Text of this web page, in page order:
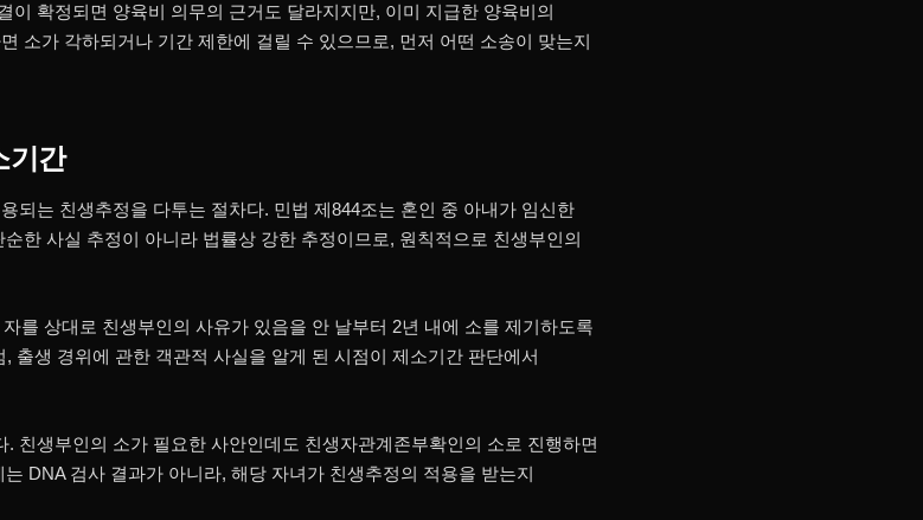
이 확정되면 양육비 의무의 근거도 달라지지만, 이미 지급한 양육비의
소가 각하되거나 기간 제한에 걸릴 수 있으므로, 먼저 어떤 소송이 맞는지
기간
되는 친생추정을 다투는 절차다. 민법 제844조는 혼인 중 아내가 임신한
한 사실 추정이 아니라 법률상 강한 추정이므로, 원칙적으로 친생부인의
를 상대로 친생부인의 사유가 있음을 안 날부터 2년 내에 소를 제기하도록
출생 경위에 관한 객관적 사실을 알게 된 시점이 제소기간 판단에서
친생부인의 소가 필요한 사안인데도 친생자관계존부확인의 소로 진행하면
DNA 검사 결과가 아니라, 해당 자녀가 친생추정의 적용을 받는지